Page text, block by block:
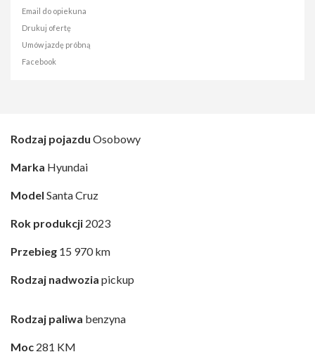
Email do opiekuna
Drukuj ofertę
Umów jazdę próbną
Facebook
Rodzaj pojazdu Osobowy
Marka Hyundai
Model Santa Cruz
Rok produkcji 2023
Przebieg 15 970 km
Rodzaj nadwozia pickup
Rodzaj paliwa benzyna
Moc 281 KM